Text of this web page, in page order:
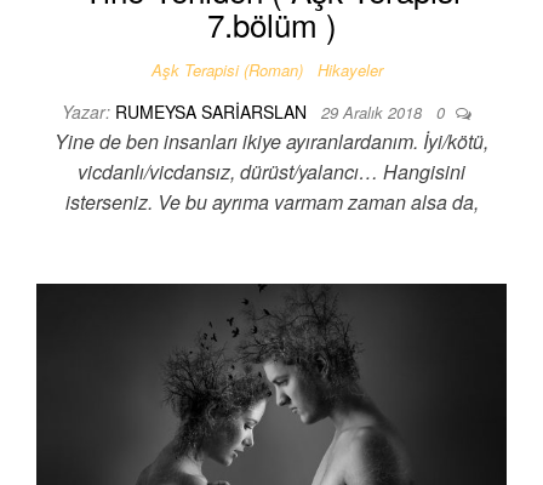
7.bölüm )
Aşk Terapisi (Roman) Hikayeler
Yazar: RUMEYSA SARIARSLAN 29 Aralık 2018 0
Yine de ben insanları ikiye ayıranlardanım. İyi/kötü,
vicdanlı/vicdansız, dürüst/yalancı… Hangisini
isterseniz. Ve bu ayrıma varmam zaman alsa da,